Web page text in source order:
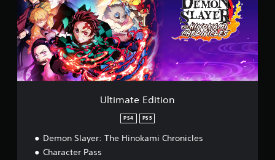
t
e
E
d
i
t
i
Ultimate Edition
PS4 PS5
Demon Slayer: The Hinokami Chronicles
Character Pass